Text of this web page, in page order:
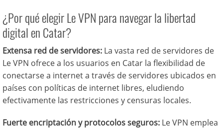
¿Por qué elegir Le VPN para navegar la libertad
digital en Catar?
Extensa red de servidores: La vasta red de servidores de
Le VPN ofrece a los usuarios en Catar la flexibilidad de
conectarse a internet a través de servidores ubicados en
países con políticas de internet libres, eludiendo
efectivamente las restricciones y censuras locales.
Fuerte encriptación y protocolos seguros: Le VPN emplea